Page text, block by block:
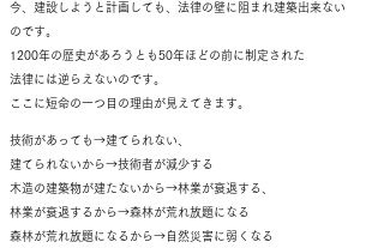
今、建設しようと計画しても、法律の壁に阻まれ建築出来ない
のです。
1200年の歴史があろうとも50年ほどの前に制定された
法律には逆らえないのです。
ここに短命の一つ目の理由が見えてきます。
技術があっても→建てられない、
建てられないから→技術者が減少する
木造の建築物が建たないから→林業が衰退する、
林業が衰退するから→森林が荒れ放題になる
森林が荒れ放題になるから→自然災害に弱くなる